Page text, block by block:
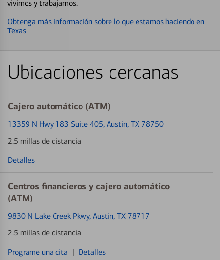
vivimos y trabajamos.
Obtenga más información sobre lo que estamos haciendo en
Texas
Ubicaciones cercanas
Cajero automático (ATM)
13359 N Hwy 183 Suite 405, Austin, TX 78750
2.5 millas de distancia
Detalles
Centros financieros y cajero automático
(ATM)
9830 N Lake Creek Pkwy, Austin, TX 78717
2.5 millas de distancia
Programe una cita | Detalles